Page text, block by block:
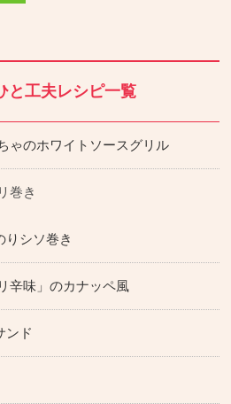
と工夫レシピ一覧
ゃのホワイトソースグリル
巻き
りシソ巻き
辛味」のカナッペ風
ンド